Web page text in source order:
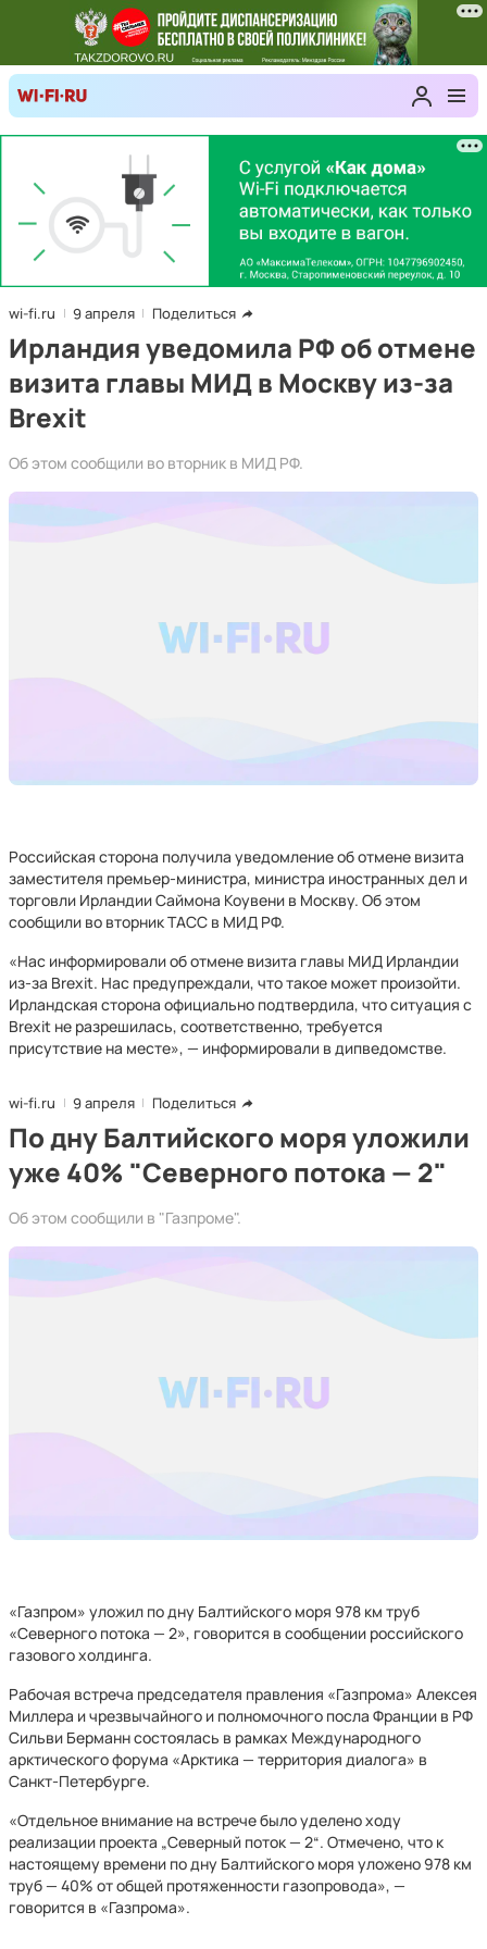
wi-fi.ru 9 апреля Поделиться
Ирландия уведомила РФ об отмене
визита главы МИД в Москву из-за
Brexit
Об этом сообщили во вторник в МИД РФ.
Российская сторона получила уведомление об отмене визита
заместителя премьер-министра, министра иностранных дел и
торговли Ирландии Саймона Коувени в Москву. Об этом
сообщили во вторник ТАСС в МИД РФ.
«Нас информировали об отмене визита главы МИД Ирландии
из-за Brexit. Нас предупреждали, что такое может произойти.
Ирландская сторона официально подтвердила, что ситуация с
Brexit не разрешилась, соответственно, требуется
присутствие на месте», — информировали в дипведомстве.
wi-fi.ru 9 апреля Поделиться
По дну Балтийского моря уложили
уже 40% "Северного потока — 2"
Об этом сообщили в "Газпроме".
«Газпром» уложил по дну Балтийского моря 978 км труб
«Северного потока — 2», говорится в сообщении российского
газового холдинга.
Рабочая встреча председателя правления «Газпрома» Алексея
Миллера и чрезвычайного и полномочного посла Франции в РФ
Сильви Берманн состоялась в рамках Международного
арктического форума «Арктика — территория диалога» в
Санкт-Петербурге.
«Отдельное внимание на встрече было уделено ходу
реализации проекта „Северный поток — 2“. Отмечено, что к
настоящему времени по дну Балтийского моря уложено 978 км
труб — 40% от общей протяженности газопровода», —
говорится в «Газпрома».